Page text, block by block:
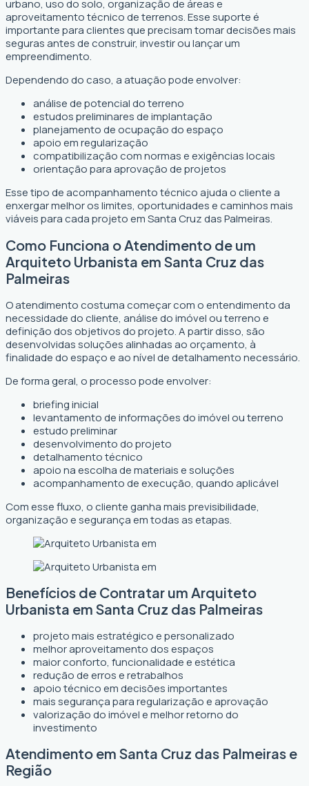
urbano, uso do solo, organização de áreas e
aproveitamento técnico de terrenos. Esse suporte é
importante para clientes que precisam tomar decisões mais
seguras antes de construir, investir ou lançar um
empreendimento.
Dependendo do caso, a atuação pode envolver:
análise de potencial do terreno
estudos preliminares de implantação
planejamento de ocupação do espaço
apoio em regularização
compatibilização com normas e exigências locais
orientação para aprovação de projetos
Esse tipo de acompanhamento técnico ajuda o cliente a
enxergar melhor os limites, oportunidades e caminhos mais
viáveis para cada projeto em Santa Cruz das Palmeiras.
Como Funciona o Atendimento de um
Arquiteto Urbanista em Santa Cruz das
Palmeiras
O atendimento costuma começar com o entendimento da
necessidade do cliente, análise do imóvel ou terreno e
definição dos objetivos do projeto. A partir disso, são
desenvolvidas soluções alinhadas ao orçamento, à
finalidade do espaço e ao nível de detalhamento necessário.
De forma geral, o processo pode envolver:
briefing inicial
levantamento de informações do imóvel ou terreno
estudo preliminar
desenvolvimento do projeto
detalhamento técnico
apoio na escolha de materiais e soluções
acompanhamento de execução, quando aplicável
Com esse fluxo, o cliente ganha mais previsibilidade,
organização e segurança em todas as etapas.
Benefícios de Contratar um Arquiteto
Urbanista em Santa Cruz das Palmeiras
projeto mais estratégico e personalizado
melhor aproveitamento dos espaços
maior conforto, funcionalidade e estética
redução de erros e retrabalhos
apoio técnico em decisões importantes
mais segurança para regularização e aprovação
valorização do imóvel e melhor retorno do
investimento
Atendimento em Santa Cruz das Palmeiras e
Região